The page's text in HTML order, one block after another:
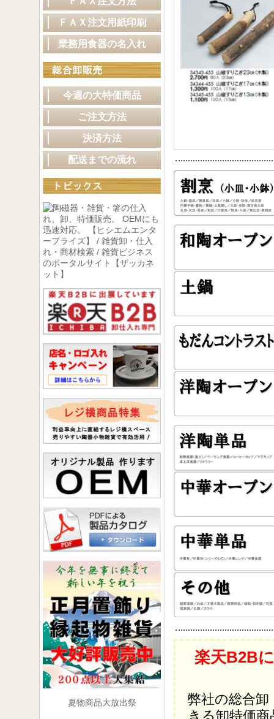
楽天B2B
弊社の総合
きる卸特価
ＦＡＸ注文用紙印刷
業務用食器の名入れ
今週の大特価商品
ご注文方法
決済方法
配送までの流れ
夏物商品大放出祭